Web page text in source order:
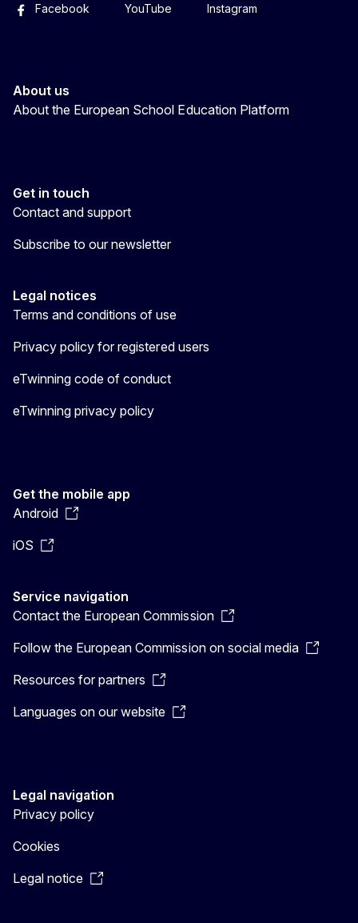
Facebook YouTube Instagram
About us
About the European School Education Platform
Get in touch
Contact and support
Subscribe to our newsletter
Legal notices
Terms and conditions of use
Privacy policy for registered users
eTwinning code of conduct
eTwinning privacy policy
Get the mobile app
Android
iOS
Service navigation
Contact the European Commission
Follow the European Commission on social media
Resources for partners
Languages on our website
Legal navigation
Privacy policy
Cookies
Legal notice